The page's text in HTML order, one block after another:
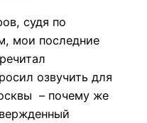
судя по
мои последние
озвучить для
– почему же